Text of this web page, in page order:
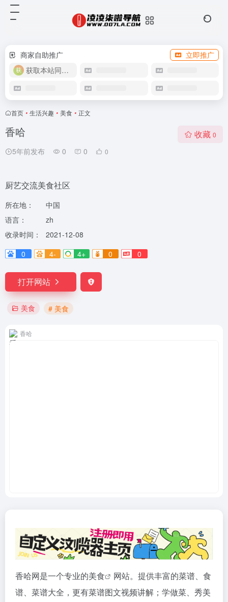
商家自助推广
立即推广
获取本站同款主题
首页 • 生活兴趣 • 美食 • 正文
香哈
5年前发布 0 0 0
收藏 0
厨艺交流美食社区
所在地：
中国
语言：
zh
收录时间：
2021-12-08
0
4- 4+ 0 0
打开网站
美食 # 美食
香哈
香哈网是一个专业的美食
网站。提供丰富的菜谱、食
谱、菜谱大全，更有菜谱图文视频讲解；学做菜、秀美